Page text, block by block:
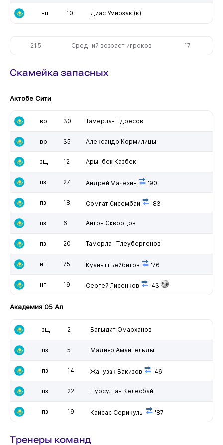
нп 10 Диас Умирзак (к)
21.5 Средний возраст игроков 17
Скамейка запасных
Актобе Сити
вр 30 Тамерлан Едресов
вр 35 Александр Кормилицын
зщ 12 Арынбек Казбек
пз 27 Андрей Мачехин '90
пз 18 Сомгат Сисембай '83
пз 6 Антон Скворцов
пз 20 Тамерлан Тлеубергенов
нп 75 Куаныш Бейбитов '76
нп 19 Сергей Лисенков '43
Академия 05 Ал
зщ 2 Багыдат Омарханов
пз 5 Мадияр Амангельды
пз 14 Жанузак Бакизов '46
пз 22 Нурсултан Келесбай
пз 19 Кайсар Серикулы '87
Тренеры команд